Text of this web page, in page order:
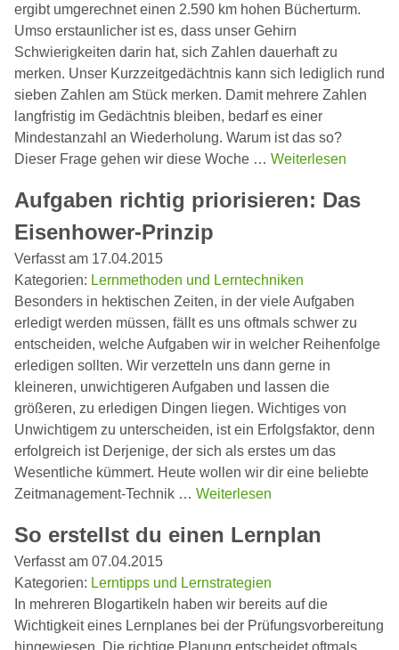
ergibt umgerechnet einen 2.590 km hohen Bücherturm.
Umso erstaunlicher ist es, dass unser Gehirn
Schwierigkeiten darin hat, sich Zahlen dauerhaft zu
merken. Unser Kurzzeitgedächtnis kann sich lediglich rund
sieben Zahlen am Stück merken. Damit mehrere Zahlen
langfristig im Gedächtnis bleiben, bedarf es einer
Mindestanzahl an Wiederholung. Warum ist das so?
Dieser Frage gehen wir diese Woche … Weiterlesen
Aufgaben richtig priorisieren: Das
Eisenhower-Prinzip
Verfasst am 17.04.2015
Kategorien: Lernmethoden und Lerntechniken
Besonders in hektischen Zeiten, in der viele Aufgaben
erledigt werden müssen, fällt es uns oftmals schwer zu
entscheiden, welche Aufgaben wir in welcher Reihenfolge
erledigen sollten. Wir verzetteln uns dann gerne in
kleineren, unwichtigeren Aufgaben und lassen die
größeren, zu erledigen Dingen liegen. Wichtiges von
Unwichtigem zu unterscheiden, ist ein Erfolgsfaktor, denn
erfolgreich ist Derjenige, der sich als erstes um das
Wesentliche kümmert. Heute wollen wir dir eine beliebte
Zeitmanagement-Technik … Weiterlesen
So erstellst du einen Lernplan
Verfasst am 07.04.2015
Kategorien: Lerntipps und Lernstrategien
In mehreren Blogartikeln haben wir bereits auf die
Wichtigkeit eines Lernplanes bei der Prüfungsvorbereitung
hingewiesen. Die richtige Planung entscheidet oftmals